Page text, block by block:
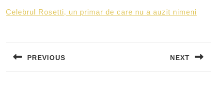
Celebrul Rosetti, un primar de care nu a auzit nimeni
PREVIOUS NEXT